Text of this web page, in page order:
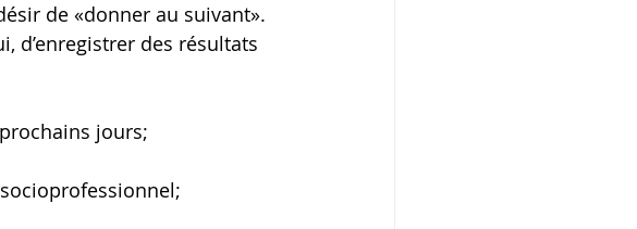
de «donner au suivant».
d’enregistrer des résultats
prochains jours;
socioprofessionnel;